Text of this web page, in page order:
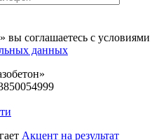
соглашаетесь с условиями
данных
Акцент на результат